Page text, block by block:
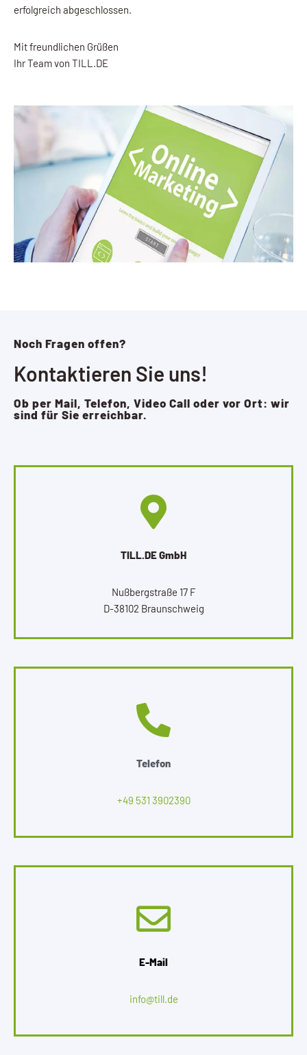
erfolgreich abgeschlossen.
Mit freundlichen Grüßen
Ihr Team von TILL.DE
Noch Fragen offen?
Kontaktieren Sie uns!
Ob per Mail, Telefon, Video Call oder vor Ort: wir
sind für Sie erreichbar.
TILL.DE GmbH
Nußbergstraße 17 F
D-38102 Braunschweig
Telefon
+49 531 3902390
E-Mail
info@till.de